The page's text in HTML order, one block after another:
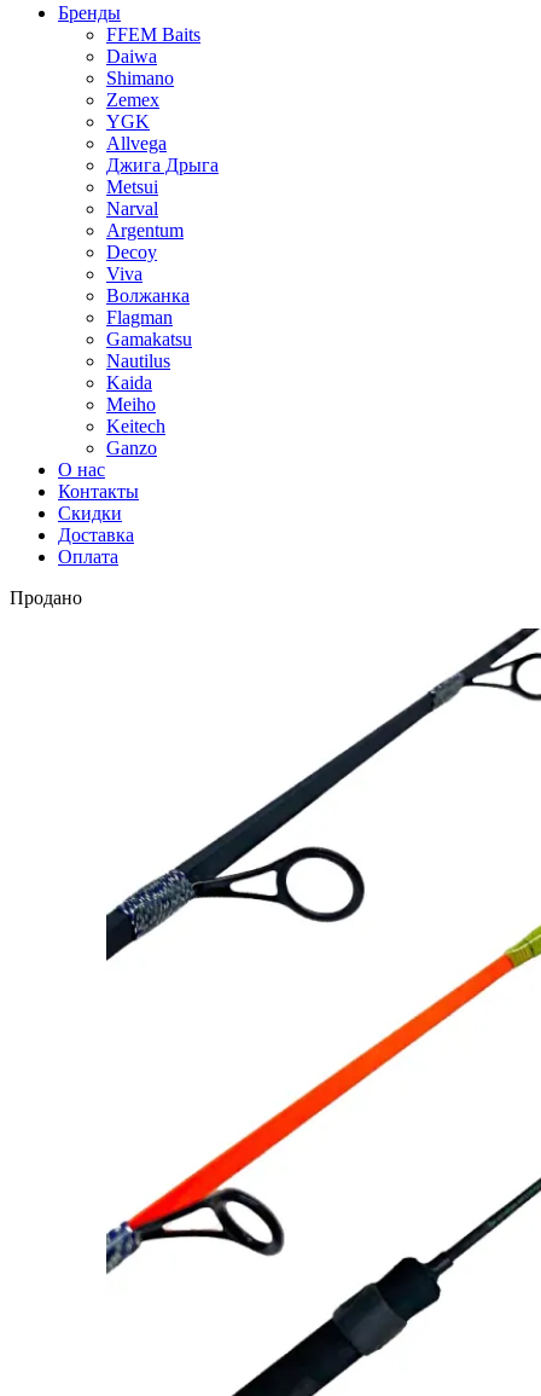
Бренды
FFEM Baits
Daiwa
Shimano
Zemex
YGK
Allvega
Джига Дрыга
Metsui
Narval
Argentum
Decoy
Viva
Волжанка
Flagman
Gamakatsu
Nautilus
Kaida
Meiho
Keitech
Ganzo
О нас
Контакты
Скидки
Доставка
Оплата
Продано